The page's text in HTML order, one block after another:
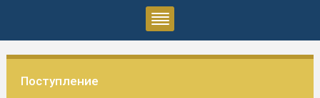
Поступление